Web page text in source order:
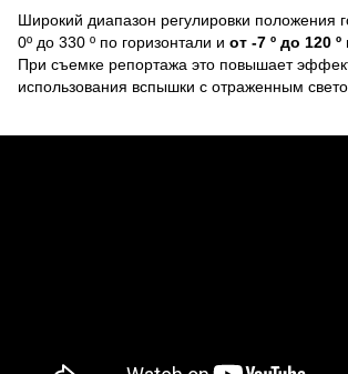
Широкий диапазон регулировки положения
0º до 330 º по горизонтали и от -7 º до 120 º
При съемке репортажа это повышает
использования вспышки с отраженным